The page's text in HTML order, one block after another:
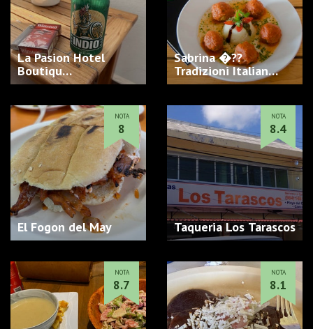
La Pasion Hotel
Boutiqu…
Sabrina �??
Tradizioni Italian…
El Fogon del May
NOTA
8
Taqueria Los Tarascos
NOTA
8.4
NOTA
8.7
NOTA
8.1